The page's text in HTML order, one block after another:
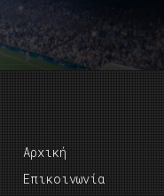
Αρχική
Επικοινωνία